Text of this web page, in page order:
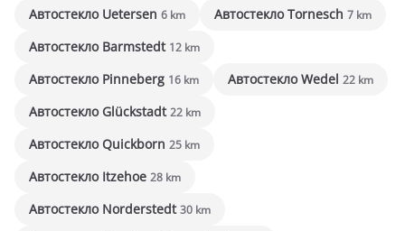
Автостекло Uetersen 6 km Автостекло Tornesch 7 km
Автостекло Barmstedt 12 km
Автостекло Pinneberg 16 km Автостекло Wedel 22 km
Автостекло Glückstadt22 km
Автостекло Quickborn 25 km
Автостекло Itzehoe 28 km
Автостекло Norderstedt30 km